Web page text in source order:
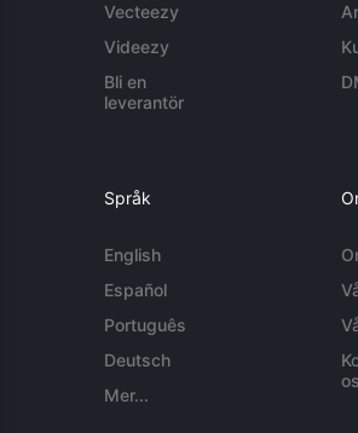
Vecteezy
Videezy
Bli en
leverantör
Språk
English
Español
Português
Deutsch
Mer...